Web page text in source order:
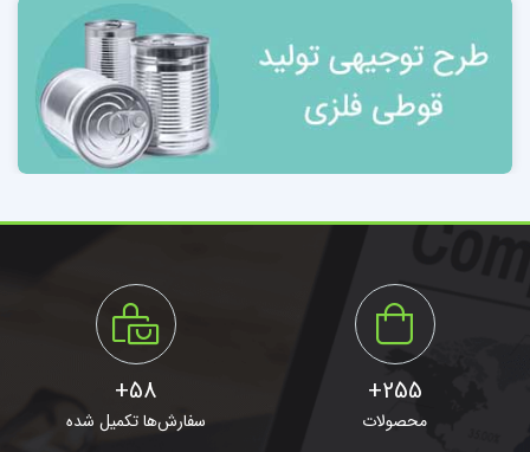
فصل چهارم : بررسی خدمات ومحصولات ومطالعه بازار
4-2 مشخصات، ویژگی‌ها ،مفاهبم و تعاریف فروشگاهی
4-3 اهمیت نظام توزیع و خدمات مرتبط 26
255+
محصولات
58+
سفارش‌ها تکمیل شده